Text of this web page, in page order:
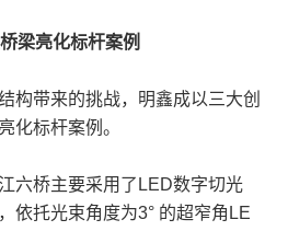
梁亮化标杆案例
构带来的挑战，明鑫成以三大创
化标杆案例。
六桥主要采用了LED数字切光
依托光束角度为3° 的超窄角LE